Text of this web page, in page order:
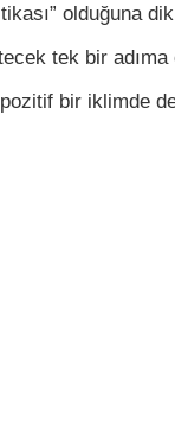
olduğuna
tek bir adıma
pozitif bir iklimde